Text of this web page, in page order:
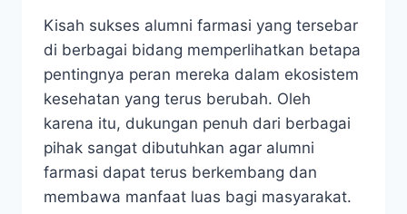
Kisah sukses alumni farmasi yang tersebar
di berbagai bidang memperlihatkan betapa
pentingnya peran mereka dalam ekosistem
kesehatan yang terus berubah. Oleh
karena itu, dukungan penuh dari berbagai
pihak sangat dibutuhkan agar alumni
farmasi dapat terus berkembang dan
membawa manfaat luas bagi masyarakat.